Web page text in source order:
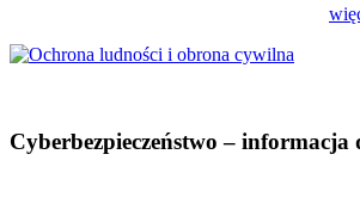
Cyberbezpieczeństwo –